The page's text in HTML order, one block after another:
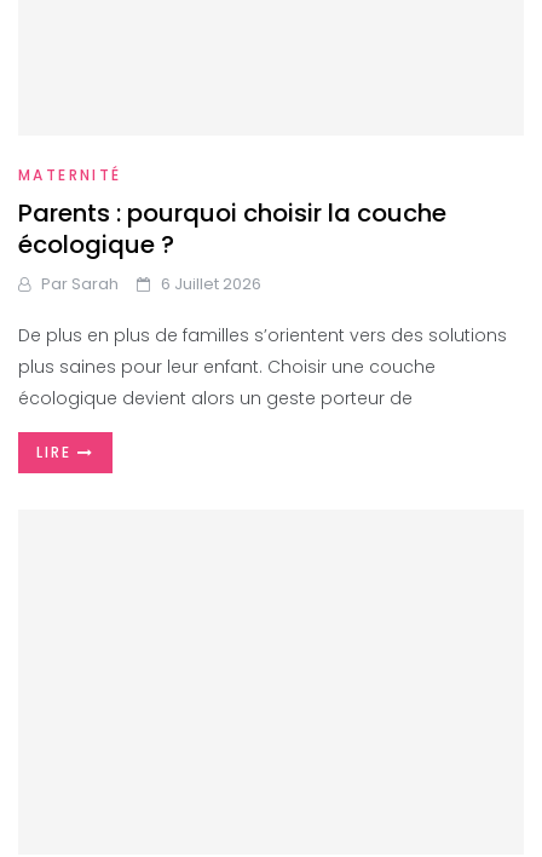
MATERNITÉ
Parents : pourquoi choisir la couche
écologique ?
Par Sarah 6 Juillet 2026
De plus en plus de familles s’orientent vers des solutions
plus saines pour leur enfant. Choisir une couche
écologique devient alors un geste porteur de
LIRE